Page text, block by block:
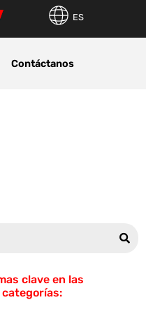
ES
Contáctanos
clave en las